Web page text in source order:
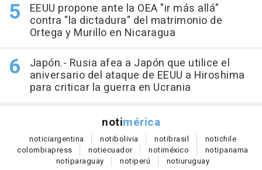
EEUU propone ante la OEA "ir más allá"
contra "la dictadura" del matrimonio de
Ortega y Murillo en Nicaragua
Japón.- Rusia afea a Japón que utilice el
aniversario del ataque de EEUU a Hiroshima
para criticar la guerra en Ucrania
notimérica
noticiargentina notibolivia notibrasil notichile
colombiapress notiecuador notiméxico notipanama
notiparaguay notiperú notiuruguay